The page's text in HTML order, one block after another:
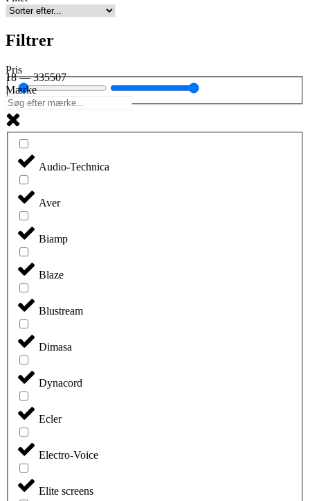
Filtrer
Pris
18—335507
Mærke
Audio-Technica
Aver
Biamp
Blaze
Blustream
Dimasa
Dynacord
Ecler
Electro-Voice
Elite screens